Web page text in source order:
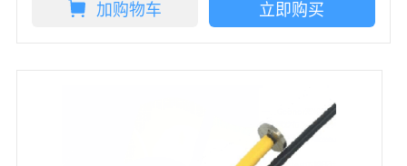
加购物车 立即购买